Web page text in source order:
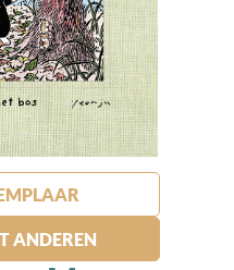
ANDEREN